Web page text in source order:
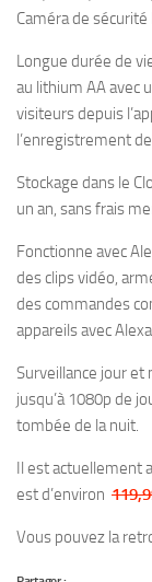
Caméra de
Longue durée de
au lithium AA avec
visiteurs depuis
l’enregistrement
Stockage dans le
un an, sans frais
Fonctionne avec
des clips vidéo,
des commandes
appareils avec
Surveillance jour et
jusqu’à 1080p de
tombée de la nuit.
Il est actuellement
est d’environ
Vous pouvez la